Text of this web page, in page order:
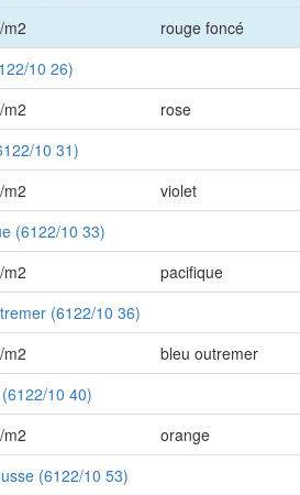
rouge foncé
10 26)
rose
10 31)
violet
(6122/10 33)
pacifique
(6122/10 36)
bleu outremer
10 40)
orange
(6122/10 53)